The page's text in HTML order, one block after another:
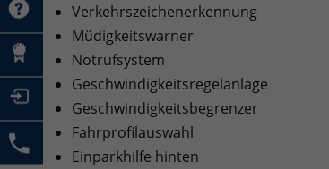
Verkehrszeichenerkennung
Müdigkeitswarner
Notrufsystem
Geschwindigkeitsregelanlage
Geschwindigkeitsbegrenzer
Fahrprofilauswahl
Einparkhilfe hinten